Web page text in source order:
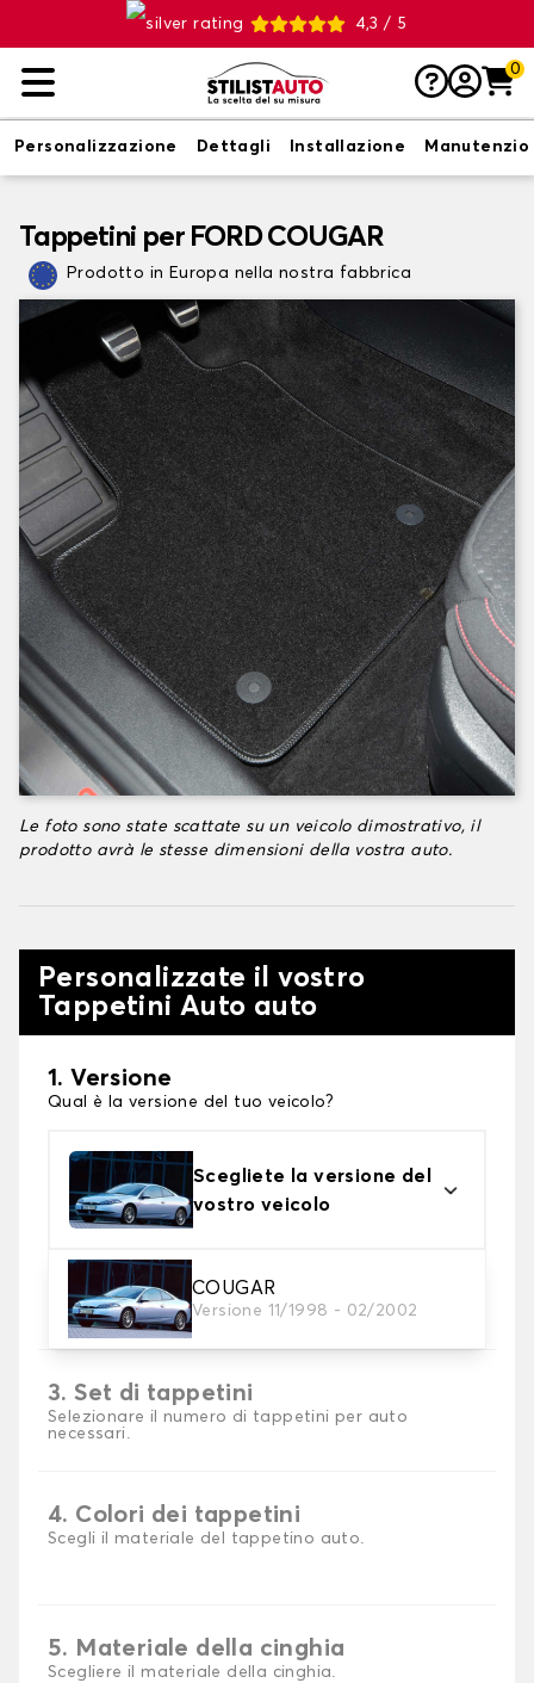
4,3 / 5
0
Personalizzazione Dettagli Installazione
Tappetini per FORD COUGAR
Prodotto in Europa nella nostra fabbrica
Le foto sono state scattate su un veicolo dimostrativo, il
prodotto avrà le stesse dimensioni della vostra auto.
Personalizzate il vostro
Tappetini Auto auto
1. Versione
Qual è la versione del tuo veicolo?
Scegliete la versione del
vostro veicolo
COUGAR
Versione 11/1998 - 02/2002
2. Materiale
Scegli il materiale del tappetini auto
3. Set di tappetini
Selezionare il numero di tappetini per auto
necessari.
4. Colori dei tappetini
Scegli il materiale del tappetino auto.
5. Materiale della cinghia
Scegliere il materiale della cinghia.